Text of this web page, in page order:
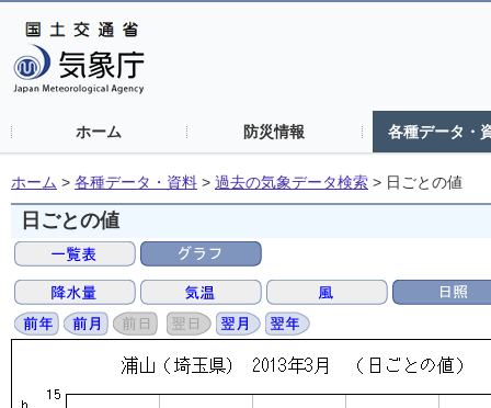
ホーム 防災情報 各種データ・
ホーム > 各種データ・資料 > 過去の気象データ検索 > 日ごとの値
日ごとの値